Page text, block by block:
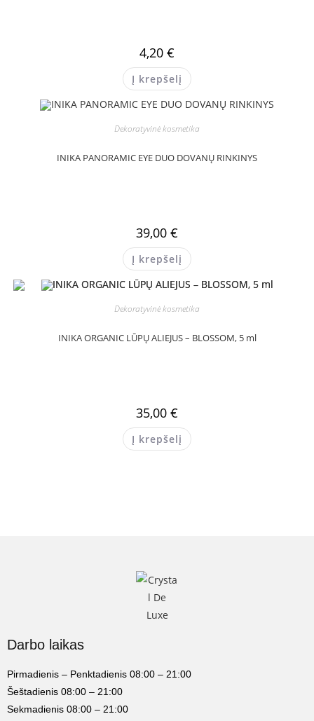
4,20 €
Į krepšelį
Dekoratyvinė kosmetika
INIKA PANORAMIC EYE DUO DOVANŲ RINKINYS
39,00 €
Į krepšelį
Dekoratyvinė kosmetika
INIKA ORGANIC LŪPŲ ALIEJUS – BLOSSOM, 5 ml
35,00 €
Į krepšelį
Darbo laikas
Pirmadienis – Penktadienis 08:00 – 21:00
Šeštadienis 08:00 – 21:00
Sekmadienis 08:00 – 21:00